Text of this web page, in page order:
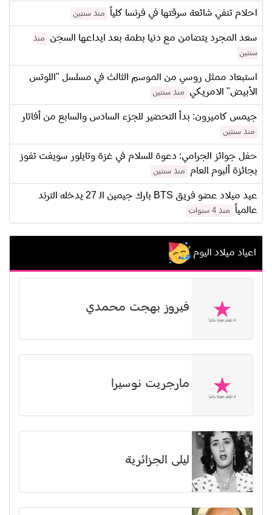
احلام تنفي شائعة سرقتها في فرنسا كلياً منذ سنتين
سعد المجرد يتضامن مع دنيا بطمة بعد ايداعها السجن
منذ
سنتين
استبعاد ممثل روسي من الموسم الثالث في مسلسل "اللوتس
الأبيض" الامريكي
منذ سنتين
جيمس كاميرون: بدأ التحضير للجزء السادس والسابع من أفاتار
منذ سنتين
حفل جوائز الجرامي: دعوة للسلام في غزة وتايلور سويفت تفوز
بجائزة ألبوم العام
منذ سنتين
عيد ميلاد عضو فريق BTS بارك جيمين الـ 27 يدخله الترند
عالمياً
منذ 4 سنوات
اعياد ميلاد اليوم
فيروز بهجت محمدي
مارجريت نوسيرا
ليلى الجزائرية